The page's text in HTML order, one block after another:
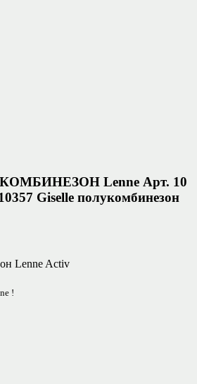
Lenne Арт. 10
Giselle полукомбинезон
Lenne Activ
!